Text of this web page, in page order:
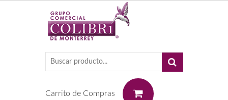
Carrito de Compras